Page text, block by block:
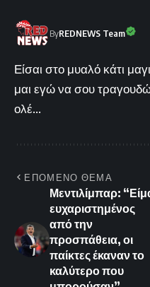
ByREDNEWS Team
Είσαι στο μυαλό κάτι
μαι εγώ να σου
ολέ...
ΕΠΟΜΕΝΟ ΘΕΜΑ
Μεντιλίμπαρ:
ευχαριστημένος
από την
προσπάθεια, οι
παίκτες έκαναν το
καλύτερο που